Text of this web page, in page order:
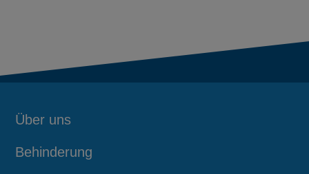
Über uns
Behinderung